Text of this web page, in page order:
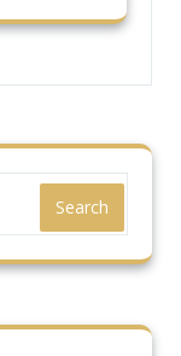
Search